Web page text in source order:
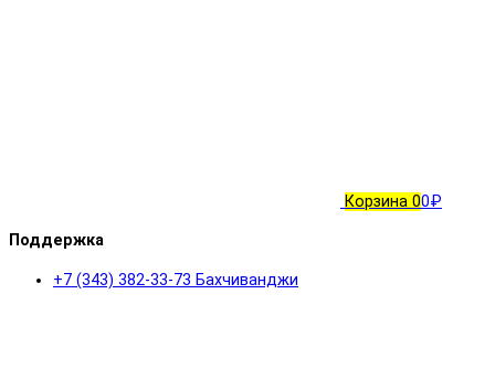
Корзина 00₽
Поддержка
+7 (343) 382-33-73 Бахчиванджи